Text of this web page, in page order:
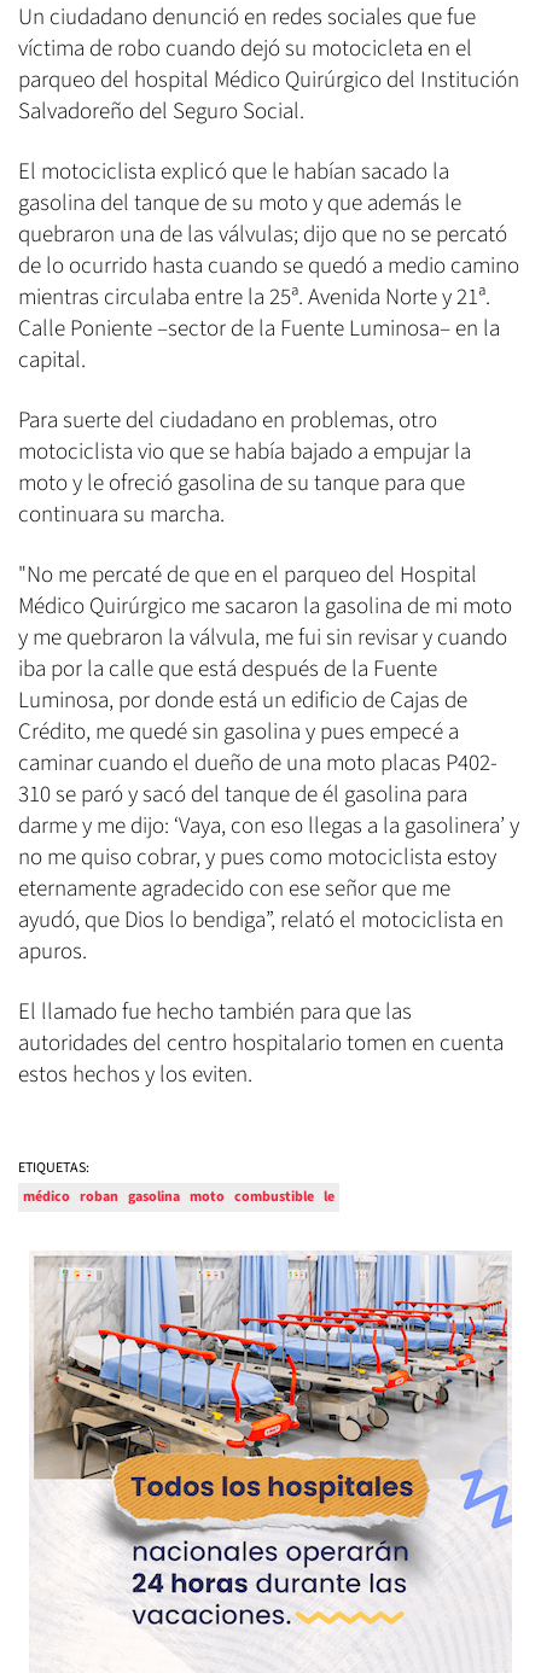
Un ciudadano denunció en redes sociales que fue
víctima de robo cuando dejó su motocicleta en el
parqueo del hospital Médico Quirúrgico del Institución
Salvadoreño del Seguro Social.
El motociclista explicó que le habían sacado la
gasolina del tanque de su moto y que además le
quebraron una de las válvulas; dijo que no se percató
de lo ocurrido hasta cuando se quedó a medio camino
mientras circulaba entre la 25ª. Avenida Norte y 21ª.
Calle Poniente –sector de la Fuente Luminosa– en la
capital.
Para suerte del ciudadano en problemas, otro
motociclista vio que se había bajado a empujar la
moto y le ofreció gasolina de su tanque para que
continuara su marcha.
"No me percaté de que en el parqueo del Hospital
Médico Quirúrgico me sacaron la gasolina de mi moto
y me quebraron la válvula, me fui sin revisar y cuando
iba por la calle que está después de la Fuente
Luminosa, por donde está un edificio de Cajas de
Crédito, me quedé sin gasolina y pues empecé a
caminar cuando el dueño de una moto placas P402-
310 se paró y sacó del tanque de él gasolina para
darme y me dijo: ‘Vaya, con eso llegas a la gasolinera’ y
no me quiso cobrar, y pues como motociclista estoy
eternamente agradecido con ese señor que me
ayudó, que Dios lo bendiga”, relató el motociclista en
apuros.
El llamado fue hecho también para que las
autoridades del centro hospitalario tomen en cuenta
estos hechos y los eviten.
ETIQUETAS:
médico roban gasolina moto combustible le